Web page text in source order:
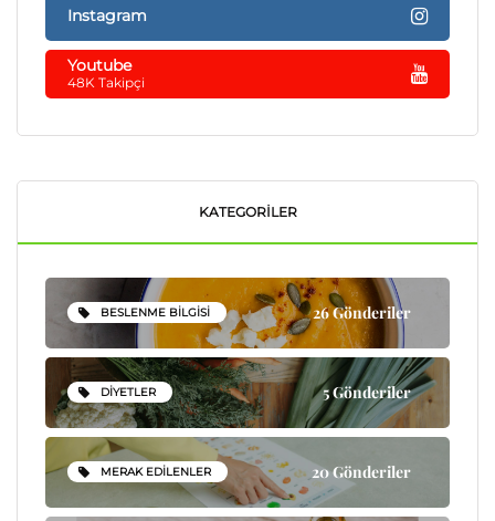
Instagram
Youtube
48K Takipçi
KATEGORILER
BESLENME BILGISI 26 Gönderiler
DIYETLER 5 Gönderiler
MERAK EDILENLER 20 Gönderiler